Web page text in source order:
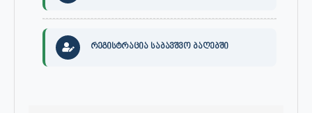
რეგისტრაცია საბავშვო ბაღებში